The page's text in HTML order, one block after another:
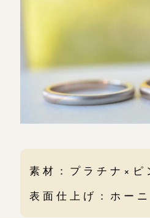
素材：プラチナ×ピ
表面仕上げ：ホー